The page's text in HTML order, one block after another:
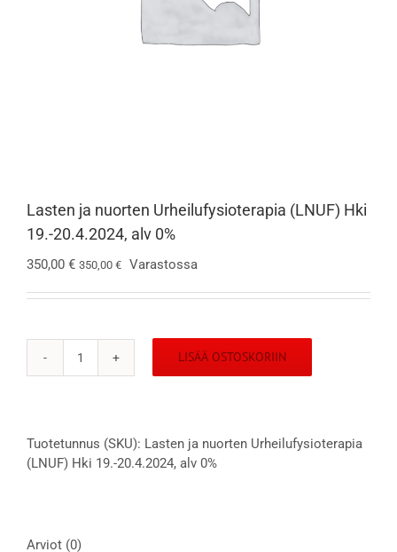
Lasten ja nuorten Urheilufysioterapia (LNUF) Hki
19.-20.4.2024, alv 0%
350,00 € 350,00 € Varastossa
Lasten
(LNUF)
Hki
määrä
LISÄÄ OSTOSKORIIN
Tuotetunnus (SKU): Lasten ja nuorten Urheilufysioterapia
(LNUF) Hki 19.-20.4.2024, alv 0%
Arviot (0)